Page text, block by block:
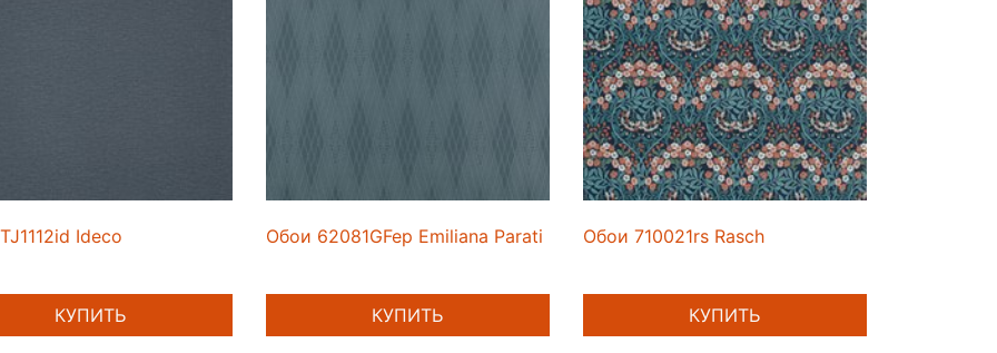
Ideco
КУПИТЬ
Обои 62081GFep Emiliana Parati
КУПИТЬ
Обои 710021rs Rasch
КУПИТЬ